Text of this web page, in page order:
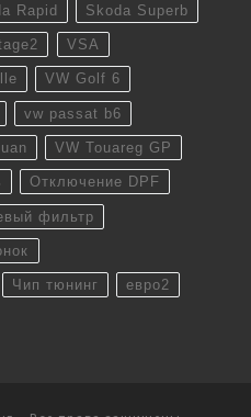
Rapid Skoda Superb
VSA
VW Golf 6
vw passat b6
VW Touareg GP
Отключение DPF
фильтр
Чип тюнинг евро2